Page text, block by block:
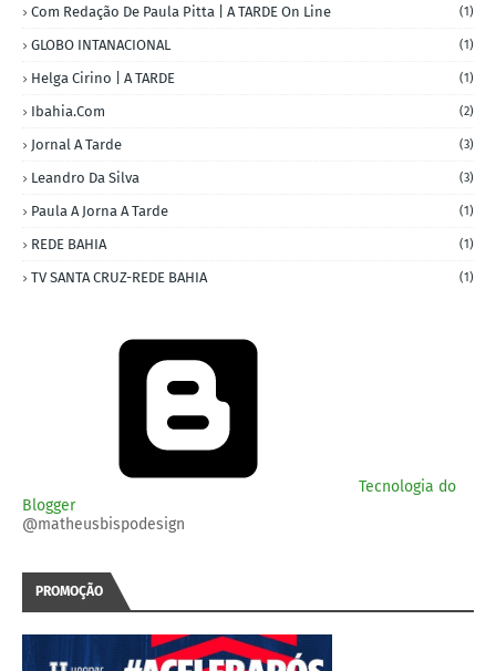
Com Redação De Paula Pitta | A TARDE On Line (1)
GLOBO INTANACIONAL (1)
Helga Cirino | A TARDE (1)
Ibahia.com (2)
Jornal A Tarde (3)
Leandro Da Silva (3)
Paula A Jorna A Tarde (1)
REDE BAHIA (1)
TV SANTA CRUZ-REDE BAHIA (1)
Tecnologia do
Blogger
@matheusbispodesign
PROMOÇÃO